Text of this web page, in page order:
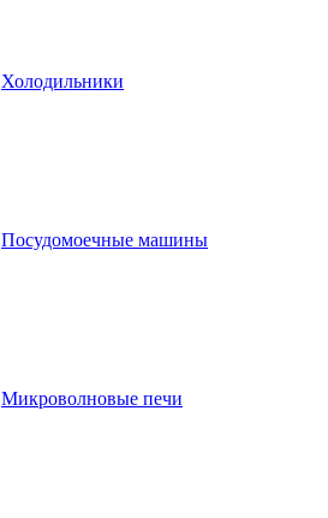
Холодильники
Посудомоечные машины
Микроволновые печи